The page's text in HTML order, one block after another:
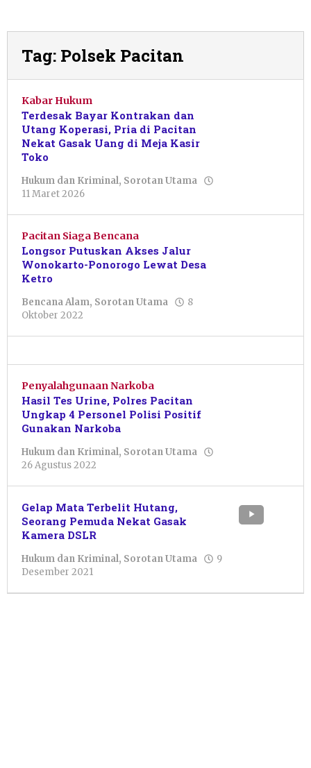
Tag: Polsek Pacitan
Kabar Hukum
Terdesak Bayar Kontrakan dan
Utang Koperasi, Pria di Pacitan
Nekat Gasak Uang di Meja Kasir
Toko
Hukum dan Kriminal, Sorotan Utama
11 Maret 2026
Shalahuddin
Pacitan Siaga Bencana
Longsor Putuskan Akses Jalur
Wonokarto-Ponorogo Lewat Desa
Ketro
Bencana Alam, Sorotan Utama
8
Oktober 2022
Penyalahgunaan Narkoba
Hasil Tes Urine, Polres Pacitan
Ungkap 4 Personel Polisi Positif
Gunakan Narkoba
Hukum dan Kriminal, Sorotan Utama
26 Agustus 2022
Shalahuddin
Gelap Mata Terbelit Hutang,
Seorang Pemuda Nekat Gasak
Kamera DSLR
Hukum dan Kriminal, Sorotan Utama
9
Desember 2021
Tondo